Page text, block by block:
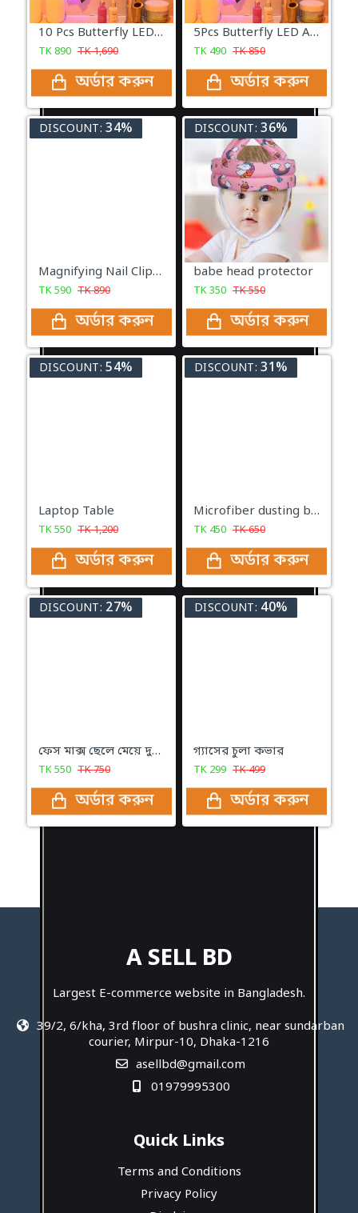
10 Pcs Butterfly LED Adhesive Wall Decorative Light Beautiful Butterfly LED Light
TK890 TK1,690
অর্ডার করুন
5Pcs Butterfly LED Adhesive Wall Decorative Light Beautiful Butterfly LED Light
TK 490 TK850
অর্ডার করুন
DISCOUNT: 34%
Magnifying Nail Clippers, Stainless Steel Nail Cutter
TK590 TK890
অর্ডার করুন
DISCOUNT: 36%
babe head protector
TK350 TK550
অর্ডার করুন
DISCOUNT: 54%
Laptop Table
TK550 TK1,200
অর্ডার করুন
DISCOUNT: 31%
Microfiber dusting brush
TK 450 TK650
অর্ডার করুন
DISCOUNT: 27%
ফেস মাক্স ছেলে মেয়ে দুজনের ইউজ করতে পারবেন
TK550 TK750
অর্ডার করুন
DISCOUNT: 40%
গ্যাসের চুলা কভার
TK 299 TK499
অর্ডার করুন
A SELL BD
Largest E-commerce website in Bangladesh.
39/2, 6/kha, 3rd floor of bushra clinic, near sundarban
courier, Mirpur-10, Dhaka-1216
asellbd@gmail.com
01979995300
Quick Links
Terms and Conditions
Privacy Policy